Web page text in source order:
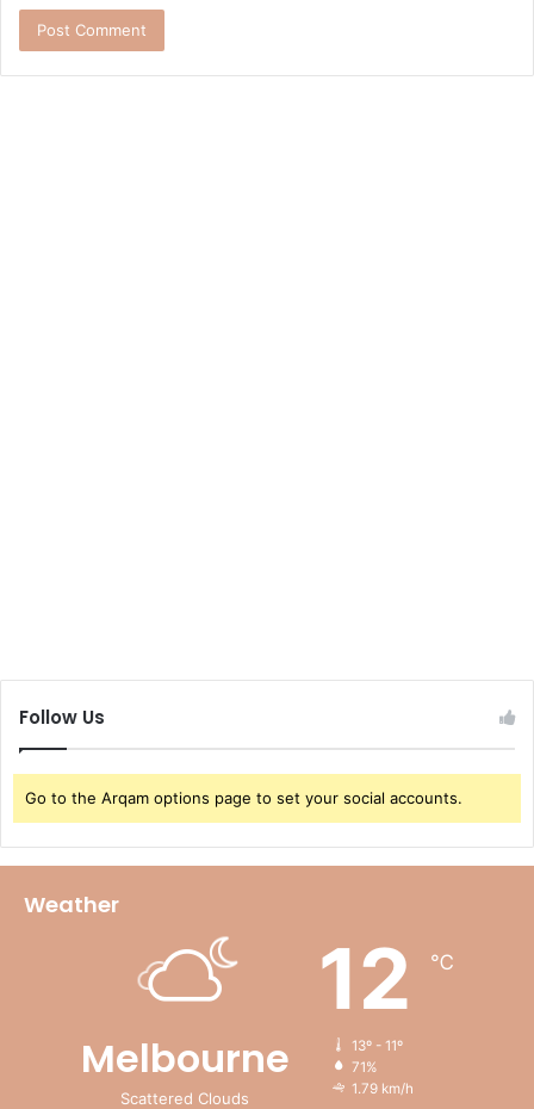
Follow Us
Go to the Arqam options page to set your social accounts.
Weather
Melbourne
Scattered Clouds
12 ℃
13º - 11º
71%
1.79 km/h